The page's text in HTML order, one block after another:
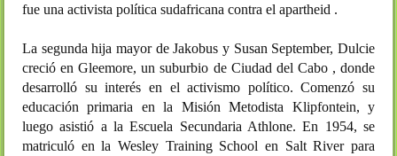
fue una activista política sudafricana contra el apartheid .
La segunda hija mayor de Jakobus y Susan September, Dulcie
creció en Gleemore, un suburbio de Ciudad del Cabo , donde
desarrolló su interés en el activismo político. Comenzó su
educación primaria en la Misión Metodista Klipfontein, y
luego asistió a la Escuela Secundaria Athlone. En 1954, se
matriculó en la Wesley Training School en Salt River para